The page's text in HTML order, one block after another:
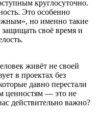
круглосуточно.
Это особенно
но именно такие
своё время и
живёт не своей
в проектах без
давно перестали
ценностям — это не
действительно важно?